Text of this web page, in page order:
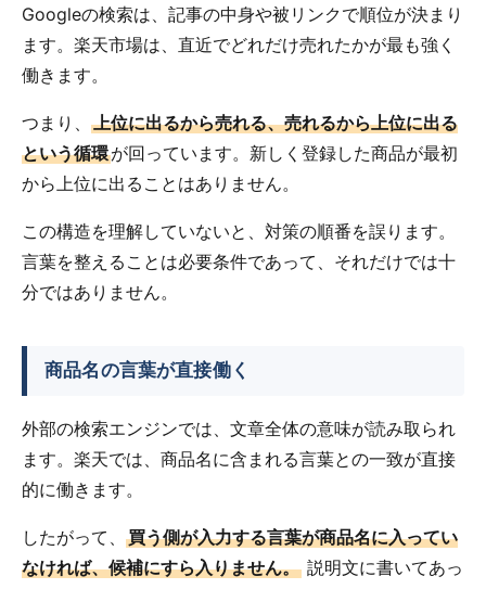
Googleの検索は、記事の中身や被リンクで順位が決まり
ます。楽天市場は、直近でどれだけ売れたかが最も強く
働きます。
つまり、 上位に出るから売れる、売れるから上位に出る
という循環が回っています。新しく登録した商品が最初
から上位に出ることはありません。
この構造を理解していないと、対策の順番を誤ります。
言葉を整えることは必要条件であって、それだけでは十
分ではありません。
商品名の言葉が直接働く
外部の検索エンジンでは、文章全体の意味が読み取られ
ます。楽天では、商品名に含まれる言葉との一致が直接
的に働きます。
したがって、 買う側が入力する言葉が商品名に入ってい
なければ、候補にすら入りません。 説明文に書いてあっ